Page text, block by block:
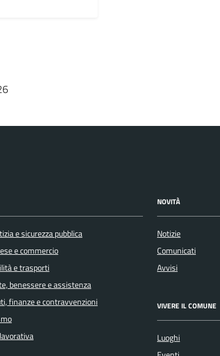
e sicurezza pubblica
e commercio
e trasporti
benessere e assistenza
finanze e contravvenzioni
NOVITÀ
Notizie
Comunicati
Avvisi
VIVERE IL COMUNE
Luoghi